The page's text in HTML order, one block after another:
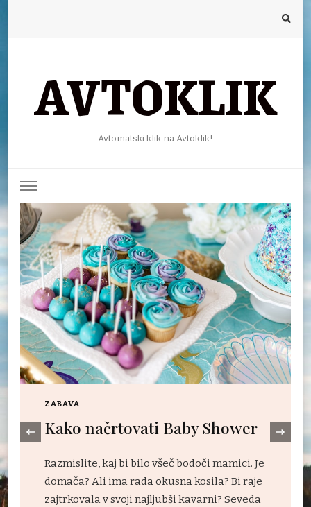
AVTOKLIK
Avtomatski klik na Avtoklik!
ZABAVA
Najboljše pustolovščine na
prostem v Evropi, ki jih lahko
dodate na svoj seznam
Počitnice niso več le skok na letalo za
poležavanje ob bazenu ali lovljenje žarkov
‹